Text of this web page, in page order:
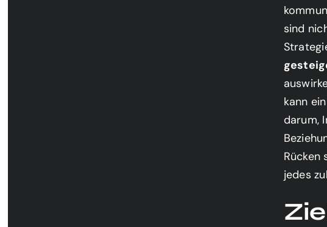
sind
kann
darum,
jedes
auf den eigentlichen Inhalt
Schaltfläche unten. Bitte
an Drittanbieter
Inhalt
Mehr